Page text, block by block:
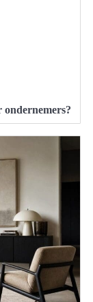
ondernemers?